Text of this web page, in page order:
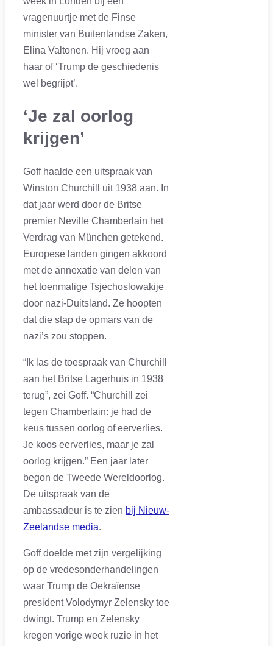
vragenuurtje met de Finse
minister van Buitenlandse Zaken,
Elina Valtonen. Hij vroeg aan
haar of ‘Trump de geschiedenis
wel begrijpt’.
‘Je zal oorlog
krijgen’
Goff haalde een uitspraak van
Winston Churchill uit 1938 aan. In
dat jaar werd door de Britse
premier Neville Chamberlain het
Verdrag van München getekend.
Europese landen gingen akkoord
met de annexatie van delen van
het toenmalige Tsjechoslowakije
door nazi-Duitsland. Ze hoopten
dat die stap de opmars van de
nazi’s zou stoppen.
“Ik las de toespraak van Churchill
aan het Britse Lagerhuis in 1938
terug”, zei Goff. “Churchill zei
tegen Chamberlain: je had de
keus tussen oorlog of eerverlies.
Je koos eerverlies, maar je zal
oorlog krijgen.” Een jaar later
begon de Tweede Wereldoorlog.
De uitspraak van de
ambassadeur is te zien bij Nieuw-
Zeelandse media.
Goff doelde met zijn vergelijking
op de vredesonderhandelingen
waar Trump de Oekraïense
president Volodymyr Zelensky toe
dwingt. Trump en Zelensky
kregen vorige week ruzie in het